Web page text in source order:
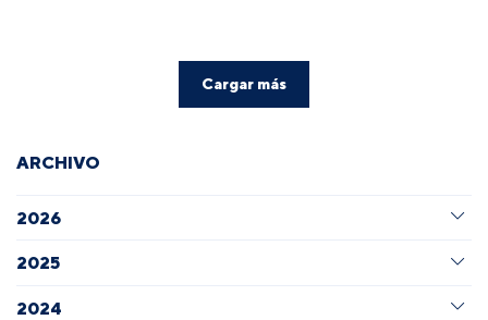
Cargar más
ARCHIVO
2026
2025
2024